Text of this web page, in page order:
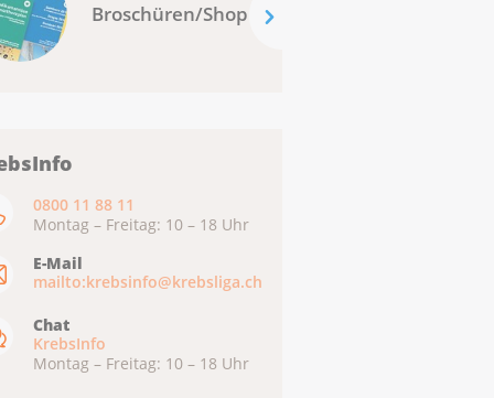
Broschüren/Shop
0800 11 88 11
Montag – Freitag: 10 – 18 Uhr
E-Mail
mailto:krebsinfo@krebsliga.ch
Chat
KrebsInfo
Montag – Freitag: 10 – 18 Uhr